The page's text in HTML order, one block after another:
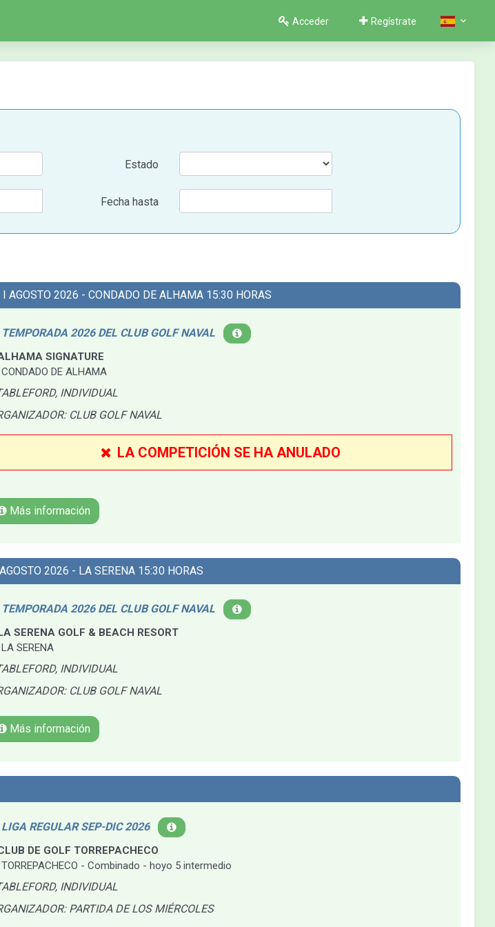
Acceder Regístrate
Estado
Fecha hasta
AGOSTO 2026 - CONDADO DE ALHAMA 15:30 HORAS
TEMPORADA 2026 DEL CLUB GOLF NAVAL
SIGNATURE
CONDADO DE ALHAMA
INDIVIDUAL
CLUB GOLF NAVAL
LA COMPETICIÓN SE HA ANULADO
Más información
2026 - LA SERENA 15:30 HORAS
TEMPORADA 2026 DEL CLUB GOLF NAVAL
SERENA GOLF & BEACH RESORT
LA SERENA
INDIVIDUAL
CLUB GOLF NAVAL
Más información
LIGA REGULAR SEP-DIC 2026
DE GOLF TORREPACHECO
TORREPACHECO - Combinado - hoyo 5 intermedio
INDIVIDUAL
PARTIDA DE LOS MIÉRCOLES